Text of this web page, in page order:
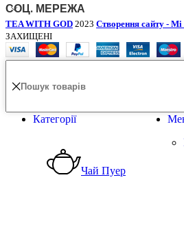
СОЦ. МЕРЕЖА
TEA WITH GOD 2023 Створення сайту - Mi
ЗАХИЩЕНІ
Категорії
Чай Пуер